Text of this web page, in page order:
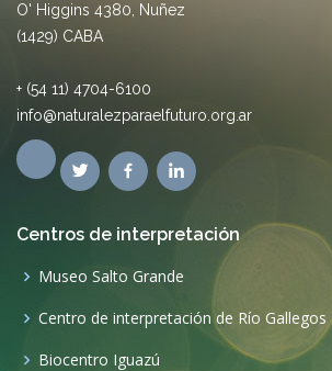
O' Higgins 4380, Nuñez
(1429) CABA
+ (54 11) 4704-6100
info@naturalezparaelfuturo.org.ar
Centros de interpretación
Museo Salto Grande
Centro de interpretación de Río Gallegos
Biocentro Iguazú